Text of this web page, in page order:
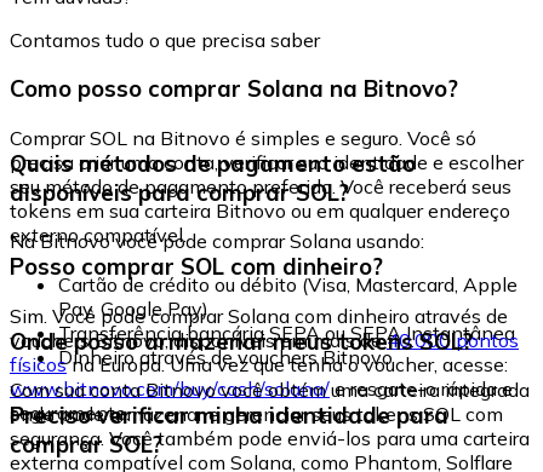
Contamos tudo o que precisa saber
Como posso comprar Solana na Bitnovo?
Comprar SOL na Bitnovo é simples e seguro. Você só
precisa criar uma conta, verificar sua identidade e escolher
seu método de pagamento preferido. Você receberá seus
tokens em sua carteira Bitnovo ou em qualquer endereço
externo compatível.
Quais métodos de pagamento estão
disponíveis para comprar SOL?
Na Bitnovo você pode comprar Solana usando:
Cartão de crédito ou débito (Visa, Mastercard, Apple
Pay, Google Pay)
Transferência bancária SEPA ou SEPA Instantânea
Dinheiro através de vouchers Bitnovo
Posso comprar SOL com dinheiro?
Sim. Você pode comprar Solana com dinheiro através de
vouchers Bitnovo, disponíveis em mais de40.000 pontos
físicosna Europa. Uma vez que tenha o voucher, acesse:
www.bitnovo.com/buy/cash/solana/e resgate-o rápida e
seguramente.
Onde posso armazenar meus tokens SOL?
Com sua conta Bitnovo você obtém uma carteira integrada
onde pode armazenar e gerenciar seus tokens SOL com
segurança. Você também pode enviá-los para uma carteira
externa compatível com Solana, como Phantom, Solflare
Preciso verificar minha identidade para
comprar SOL?